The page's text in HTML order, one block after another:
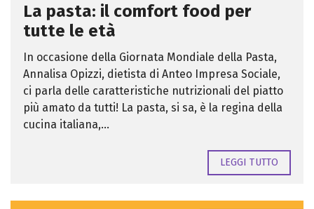
La pasta: il comfort food per
tutte le età
In occasione della Giornata Mondiale della Pasta,
Annalisa Opizzi, dietista di Anteo Impresa Sociale,
ci parla delle caratteristiche nutrizionali del piatto
più amato da tutti! La pasta, si sa, è la regina della
cucina italiana,...
LEGGI TUTTO